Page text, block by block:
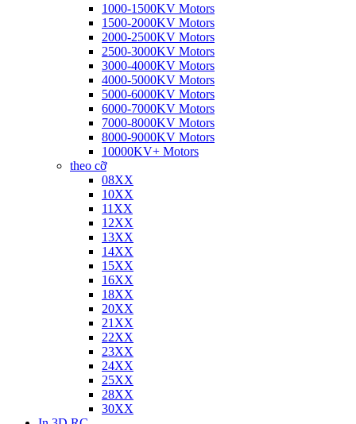
1000-1500KV Motors
1500-2000KV Motors
2000-2500KV Motors
2500-3000KV Motors
3000-4000KV Motors
4000-5000KV Motors
5000-6000KV Motors
6000-7000KV Motors
7000-8000KV Motors
8000-9000KV Motors
10000KV+ Motors
theo cỡ
08XX
10XX
11XX
12XX
13XX
14XX
15XX
16XX
18XX
20XX
21XX
22XX
23XX
24XX
25XX
28XX
30XX